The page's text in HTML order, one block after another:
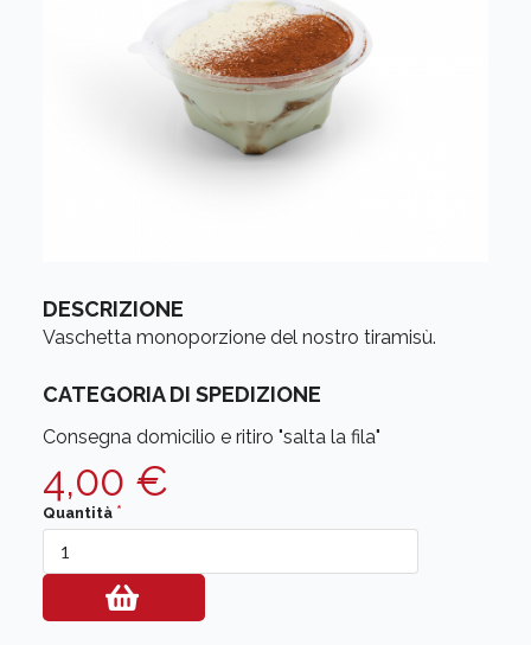
DESCRIZIONE
Vaschetta monoporzione del nostro tiramisù.
CATEGORIA DI SPEDIZIONE
Consegna domicilio e ritiro "salta la fila"
4,00 €
Quantità